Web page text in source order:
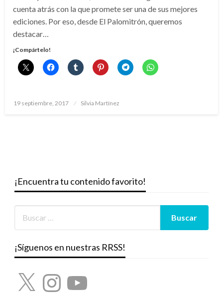
cuenta atrás con la que promete ser una de sus mejores
ediciones. Por eso, desde El Palomitrón, queremos
destacar…
¡Compártelo!
Publicado
19 septiembre, 2017 Silvia Martínez
¡Encuentra tu contenido favorito!
¡Síguenos en nuestras RRSS!
X InstagramYouTube